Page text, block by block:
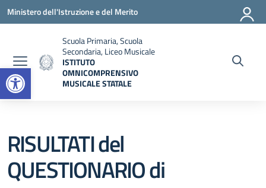
Open toolbar
Vai ai contenuti
Vai al menu di navigazione
Vai al footer
Ministero dell'Istruzione e del Merito
Scuola Primaria, Scuola
Secondaria, Liceo Musicale
ISTITUTO
OMNICOMPRENSIVO
MUSICALE STATALE
RISULTATI del
QUESTIONARIO di